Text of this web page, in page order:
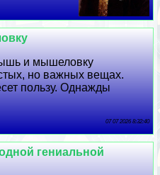
и мышеловку
но важных вещах.
пользу. Однажды
07 07 2026 8:32:40
гениальной